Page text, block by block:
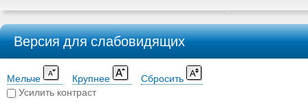
Версия для слабовидящих
Мельче Крупнее
Сбросить
Усилить контраст